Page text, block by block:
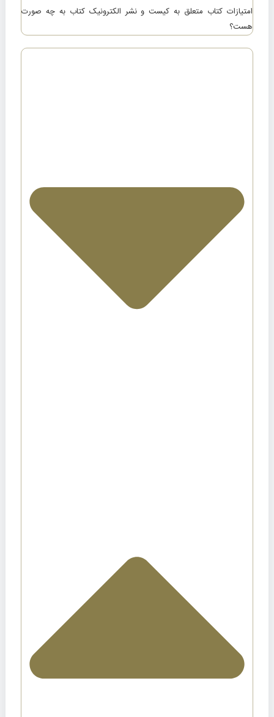
امتیازات کتاب متعلق به کیست و نشر الکترونیک کتاب به چه صورت
هست؟